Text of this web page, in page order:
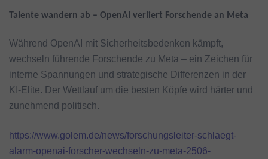
Talente wandern ab – OpenAI verliert Forschende an Meta
Während OpenAI mit Sicherheitsbedenken kämpft,
wechseln führende Forschende zu Meta – ein Zeichen für
interne Spannungen und strategische Differenzen in der
KI-Elite. Der Wettlauf um die besten Köpfe wird härter und
zunehmend politisch.
https://www.golem.de/news/forschungsleiter-schlaegt-
alarm-openai-forscher-wechseln-zu-meta-2506-